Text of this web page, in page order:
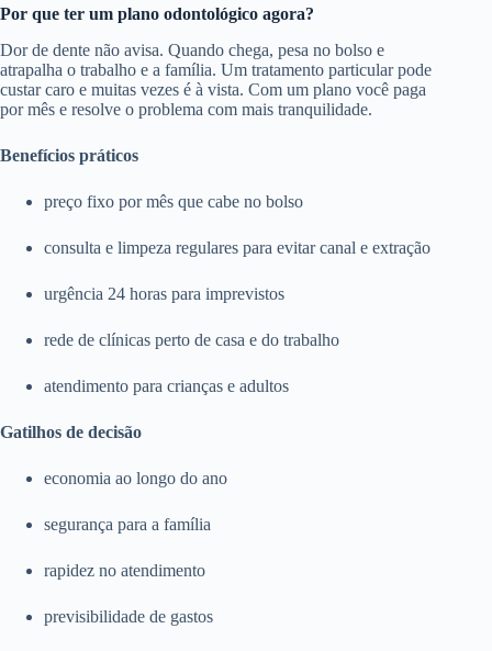
Por que ter um plano odontológico agora?
Dor de dente não avisa. Quando chega, pesa no bolso e
atrapalha o trabalho e a família. Um tratamento particular pode
custar caro e muitas vezes é à vista. Com um plano você paga
por mês e resolve o problema com mais tranquilidade.
Benefícios práticos
preço fixo por mês que cabe no bolso
consulta e limpeza regulares para evitar canal e extração
urgência 24 horas para imprevistos
rede de clínicas perto de casa e do trabalho
atendimento para crianças e adultos
Gatilhos de decisão
economia ao longo do ano
segurança para a família
rapidez no atendimento
previsibilidade de gastos